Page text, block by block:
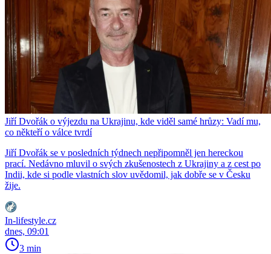
Jiří Dvořák o výjezdu na Ukrajinu, kde viděl samé hrůzy: Vadí mu,
co někteří o válce tvrdí
Jiří Dvořák se v posledních týdnech nepřipomněl jen hereckou
prací. Nedávno mluvil o svých zkušenostech z Ukrajiny a z cest po
Indii, kde si podle vlastních slov uvědomil, jak dobře se v Česku
žije.
In-lifestyle.cz
dnes, 09:01
3 min